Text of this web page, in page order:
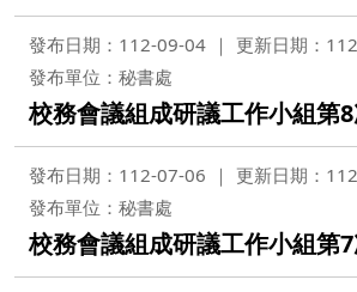
發布日期：112-09-04
更新日期：
發布單位：秘書處
校務會議組成研議工作小組第
發布日期：112-07-06
更新日期：
發布單位：秘書處
校務會議組成研議工作小組第